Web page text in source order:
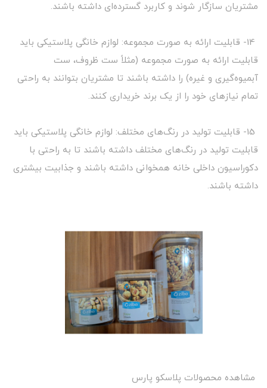
مشتریان سازگار شوند و کاربرد گسترده‌ای داشته باشند.
14- قابلیت ارائه به صورت مجموعه: لوازم خانگی پلاستیکی باید
قابلیت ارائه به صورت مجموعه (مثلاً ست ظروف، ست
آبمیوه‌گیری و غیره) را داشته باشند تا مشتریان بتوانند به راحتی
تمام نیازهای خود را از یک برند خریداری کنند.
15- قابلیت تولید در رنگ‌های مختلف: لوازم خانگی پلاستیکی باید
قابلیت تولید در رنگ‌های مختلف داشته باشند تا به راحتی با
دکوراسیون داخلی خانه همخوانی داشته باشند و جذابیت بیشتری
داشته باشند.
مشاهده محصولات پلاسکو پارس